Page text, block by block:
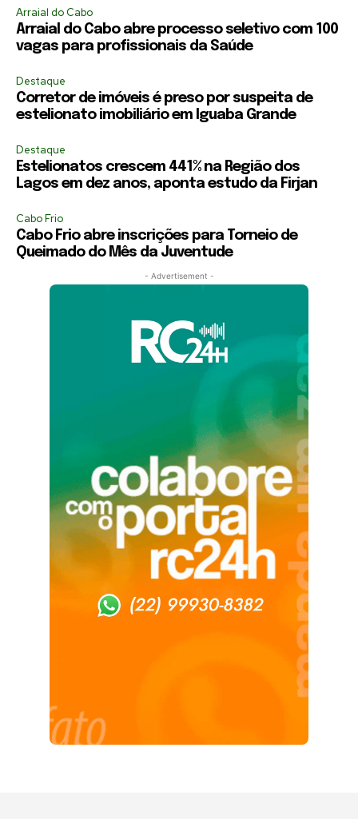
Arraial do Cabo
Arraial do Cabo abre processo seletivo com 100
vagas para profissionais da Saúde
Destaque
Corretor de imóveis é preso por suspeita de
estelionato imobiliário em Iguaba Grande
Destaque
Estelionatos crescem 441% na Região dos
Lagos em dez anos, aponta estudo da Firjan
Cabo Frio
Cabo Frio abre inscrições para Torneio de
Queimado do Mês da Juventude
- Advertisement -